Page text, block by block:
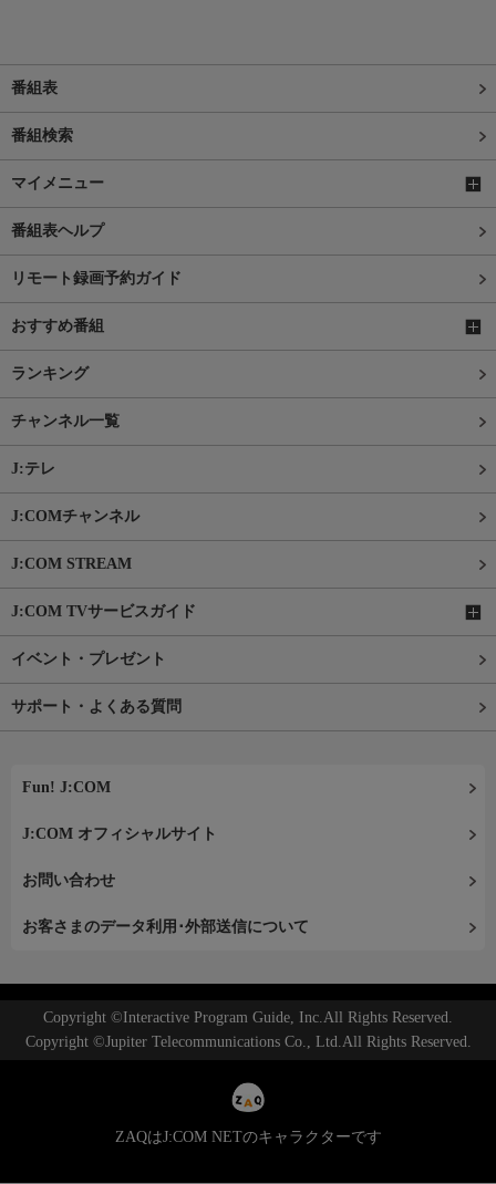
番組表
番組検索
マイメニュー
番組表ヘルプ
リモート録画予約ガイド
おすすめ番組
ランキング
チャンネル一覧
J:テレ
J:COMチャンネル
J:COM STREAM
J:COM TVサービスガイド
イベント・プレゼント
サポート・よくある質問
Fun! J:COM
J:COM オフィシャルサイト
お問い合わせ
お客さまのデータ利用･外部送信について
Copyright ©Interactive Program Guide, Inc.All Rights Reserved.
Copyright ©Jupiter Telecommunications Co., Ltd.All Rights Reserved.
ZAQはJ:COM NETのキャラクターです